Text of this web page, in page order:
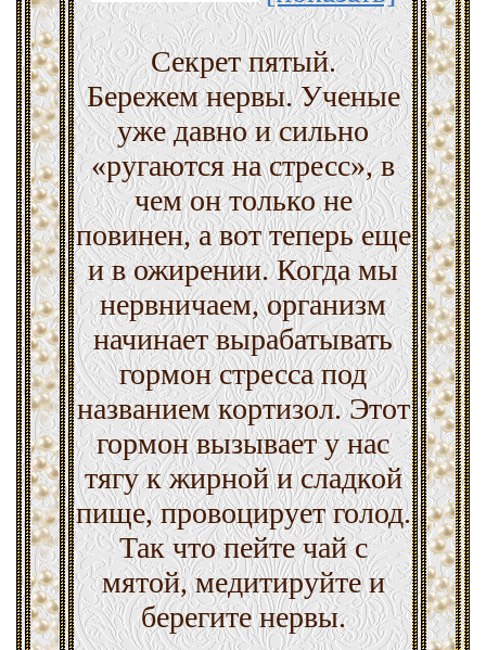
Секрет пятый.
Бережем нервы. Ученые
уже давно и сильно
«ругаются на стресс», в
чем он только не
повинен, а вот теперь еще
и в ожирении. Когда мы
нервничаем, организм
начинает вырабатывать
гормон стресса под
названием кортизол. Этот
гормон вызывает у нас
тягу к жирной и сладкой
пище, провоцирует голод.
Так что пейте чай с
мятой, медитируйте и
берегите нервы.